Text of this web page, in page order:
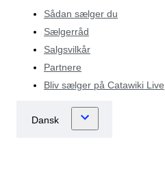
Sådan sælger du
Sælgerråd
Salgsvilkår
Partnere
Bliv sælger på Catawiki Live